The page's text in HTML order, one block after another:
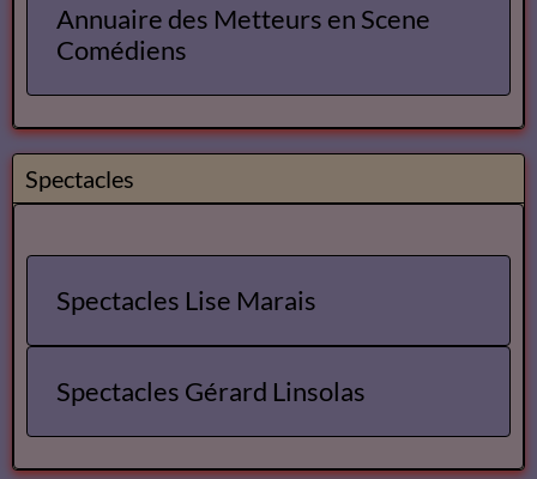
Annuaire des Metteurs en Scene
Comédiens
Spectacles
Spectacles Lise Marais
Spectacles Gérard Linsolas